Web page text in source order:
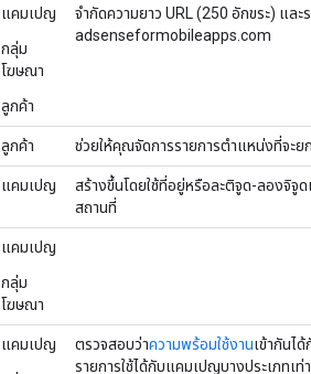
แคมเปญ
กลุ่ม
โฆษณา
ลูกค้า
จำกัดความยาว URL (250 อักขระ) และ
adsenseformobileapps.com
ลูกค้า ช่วยให้คุณจัดการรายการตําแหน่งที่จะย
แคมเปญ สร้างขึ้นโดยใช้ที่อยู่หรือละติจูด-ลองจิจู
สถานที่
แคมเปญ
กลุ่ม
โฆษณา
แคมเปญ
ตรวจสอบว่าความพร้อมใช้งานเข้ากันไ
รายการใช้ได้กับแคมเปญบางประเภทเท่